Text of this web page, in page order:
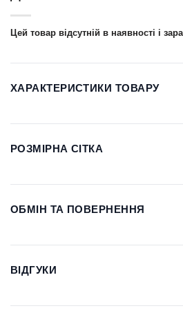
Цей товар відсутній в наявності і
ХАРАКТЕРИСТИКИ ТОВАРУ
РОЗМІРНА СІТКА
ОБМІН ТА ПОВЕРНЕННЯ
ВІДГУКИ